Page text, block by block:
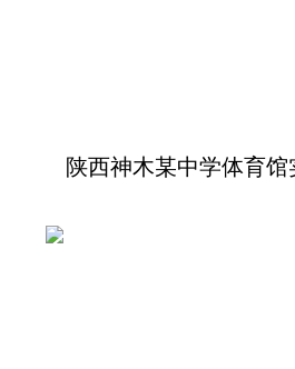
陕西神木某中学体育馆